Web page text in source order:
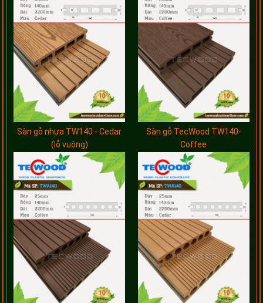
Sàn gỗ nhựa TW140 - Cedar
(lỗ vuông)
Sàn gỗ TecWood TW140-
Coffee